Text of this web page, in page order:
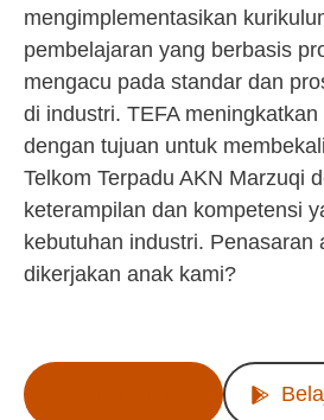
mengimplementasikan
pembelajaran yang berbasis
mengacu pada standar dan
di industri. TEFA
dengan tujuan untuk
Telkom Terpadu AKN Marzuqi
keterampilan dan kompetensi
kebutuhan industri. Penasaran
dikerjakan anak kami?